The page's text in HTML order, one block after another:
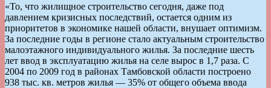
«То, что жилищное строительство сегодня, даже под
давлением кризисных последствий, остается одним из
приоритетов в экономике нашей области, внушает оптимизм.
За последние годы в регионе стало актуальным строительство
малоэтажного индивидуального жилья. За последние шесть
лет ввод в эксплуатацию жилья на селе вырос в 1,7 раза. С
2004 по 2009 год в районах Тамбовской области построено
938 тыс. кв. метров жилья — 35% от общего объема ввода